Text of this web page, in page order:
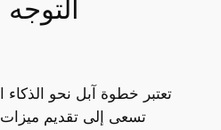
تعتبر خطوة آبل نحو
تسعى إلى تقديم